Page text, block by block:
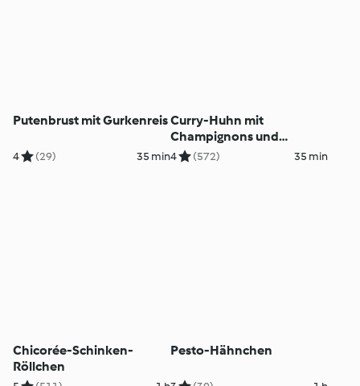
Putenbrust mit Gurkenreis
4 (29) 35 min
Curry-Huhn mit
Champignons und
Basmatireis
4 (572) 35 min
Chicorée-Schinken-
Röllchen
Pesto-Hähnchen